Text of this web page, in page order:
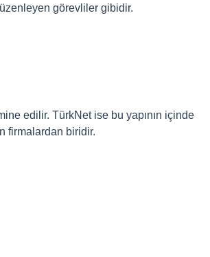
görevliler gibidir.
edilir. TürkNet ise bu yapının içinde
firmalardan biridir.